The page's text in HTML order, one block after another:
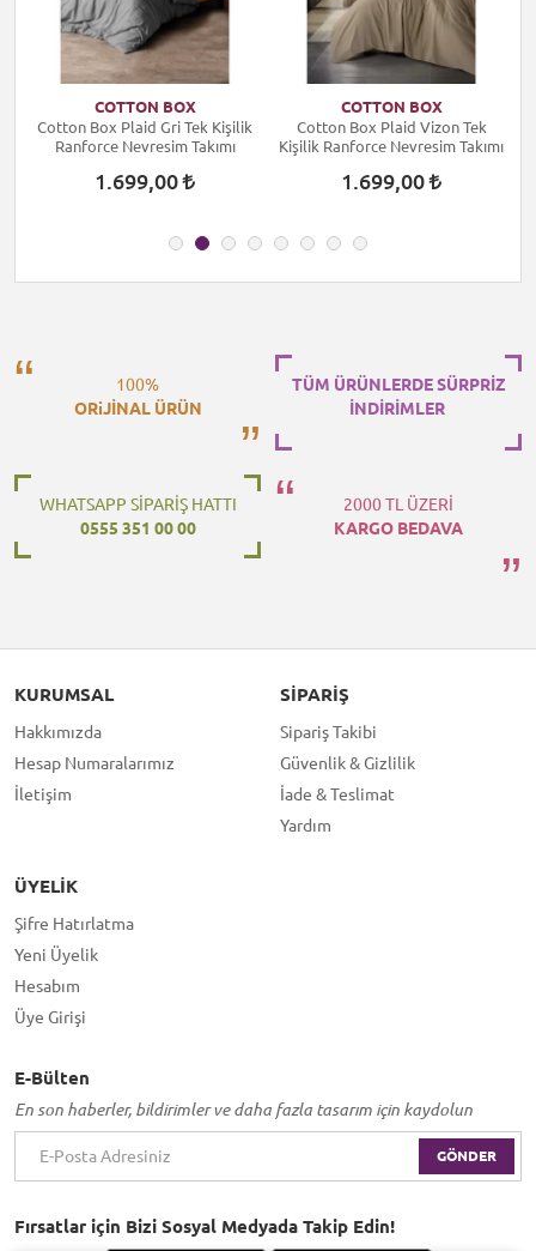
COTTON BOX
Cotton Box Plaid Gri Tek Kişilik
Ranforce Nevresim Takımı
1.699,00
COTTON BOX
Cotton Box Plaid Vizon Tek
Kişilik Ranforce Nevresim Takımı
1.699,00
100%
ORiJİNAL ÜRÜN
TÜM ÜRÜNLERDE SÜRPRİZ
İNDİRİMLER
WHATSAPP SİPARİŞ HATTI
0555 351 00 00
2000 TL ÜZERİ
KARGO BEDAVA
KURUMSAL
Hakkımızda
Hesap Numaralarımız
İletişim
SIPARIŞ
Sipariş Takibi
Güvenlik & Gizlilik
İade & Teslimat
Yardım
ÜYELIK
Şifre Hatırlatma
Yeni Üyelik
Hesabım
Üye Girişi
E-Bülten
En son haberler, bildirimler ve daha fazla tasarım için kaydolun
GÖNDER
Fırsatlar için Bizi Sosyal Medyada Takip Edin!